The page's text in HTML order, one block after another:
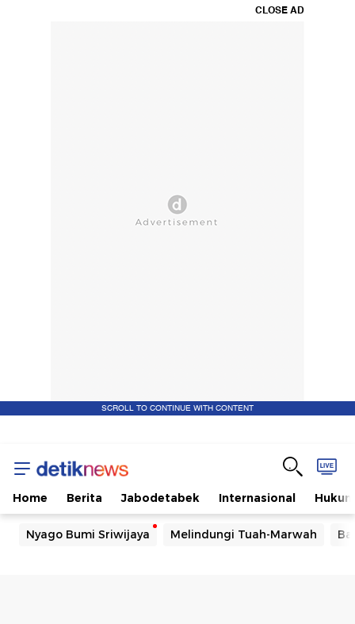
CLOSE AD
SCROLL TO CONTINUE WITH CONTENT
Home Berita Jabodetabek Internasional Hukum
Nyago Bumi Sriwijaya Melindungi Tuah-Marwah